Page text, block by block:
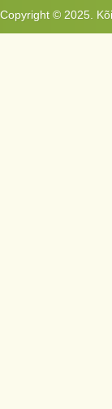
Copyright © 2025.